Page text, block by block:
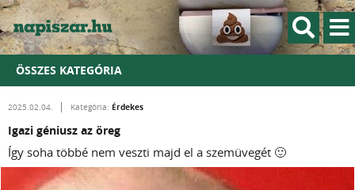
ÖSSZES KATEGÓRIA
2025.02.04. Kategória: Érdekes
Igazi géniusz az öreg
Így soha többé nem veszti majd el a szemüvegét 🙂